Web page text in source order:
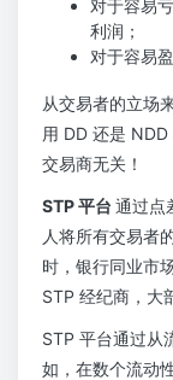
对于容易
利润；
对于容易
从交易者的立场
用 DD 还是
交易商无关！
STP 平台 通过点
人将所有交易者
时，银行同业市
STP 经纪商，大
STP 平台通过从
如，在数个流动